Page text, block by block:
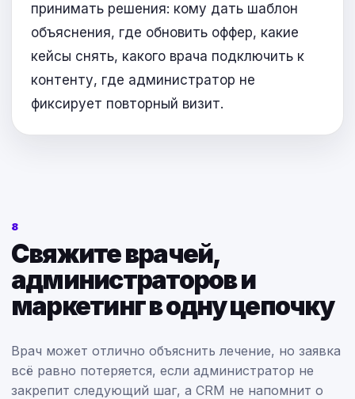
принимать решения: кому дать шаблон
объяснения, где обновить оффер, какие
кейсы снять, какого врача подключить к
контенту, где администратор не
фиксирует повторный визит.
8
Свяжите врачей,
администраторов и
маркетинг в одну цепочку
Врач может отлично объяснить лечение, но заявка
всё равно потеряется, если администратор не
закрепит следующий шаг, а CRM не напомнит о